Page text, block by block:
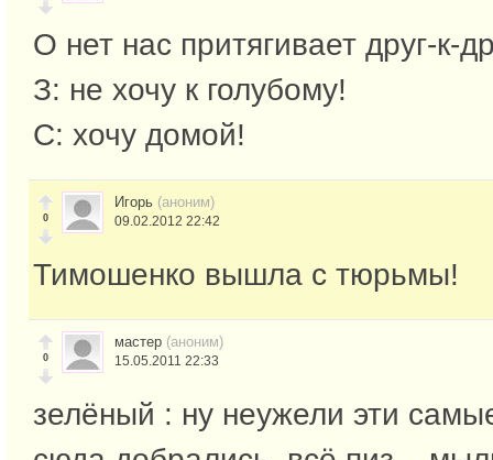
О нет нас притягивает друг-к-
З: не хочу к голубому!
C: хочу домой!
0
Игорь (аноним)
09.02.2012 22:42
Тимошенко вышла с тюрьмы!
0
мастер (аноним)
15.05.2011 22:33
зелёный : ну неужели эти